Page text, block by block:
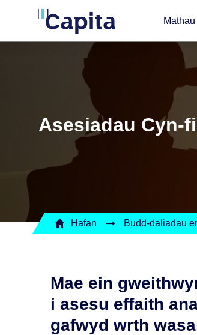
Asesiadau Cyn-
Hafan Budd-daliadau
Mae ein
i asesu effaith
gafwyd wrth